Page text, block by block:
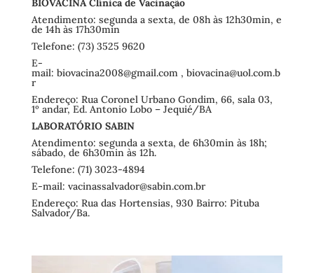
BIOVACINA Clínica de Vacinação
Atendimento: segunda a sexta, de 08h às 12h30min, e
de 14h às 17h30min
Telefone: (73) 3525 9620
E-
mail: biovacina2008@gmail.com, biovacina@uol.com.b
r
Endereço: Rua Coronel Urbano Gondim, 66, sala 03,
1º andar, Ed. Antonio Lobo – Jequié/BA
LABORATÓRIO SABIN
Atendimento: segunda a sexta, de 6h30min às 18h;
sábado, de 6h30min às 12h.
Telefone: (71) 3023-4894
E-mail: vacinassalvador@sabin.com.br
Endereço: Rua das Hortensias, 930 Bairro: Pituba
Salvador/Ba.